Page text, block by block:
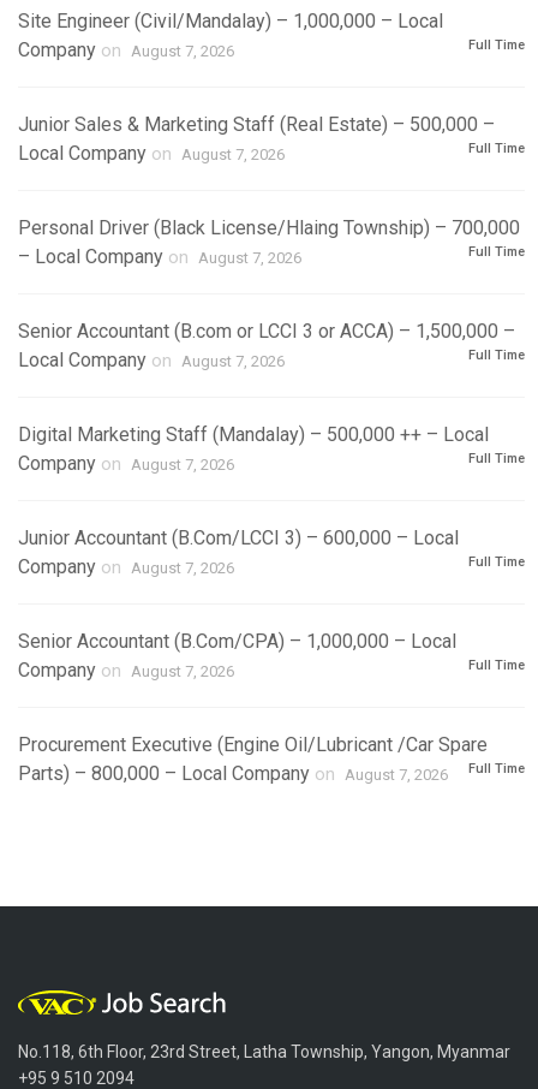
Site Engineer (Civil/Mandalay) – 1,000,000 – Local
Company on August 7, 2026 Full Time
Junior Sales & Marketing Staff (Real Estate) – 500,000 –
Local Company on August 7, 2026 Full Time
Personal Driver (Black License/Hlaing Township) – 700,000
– Local Company on August 7, 2026 Full Time
Senior Accountant (B.com or LCCI 3 or ACCA) – 1,500,000 –
Local Company on August 7, 2026 Full Time
Digital Marketing Staff (Mandalay) – 500,000 ++ – Local
Company on August 7, 2026 Full Time
Junior Accountant (B.Com/LCCI 3) – 600,000 – Local
Company on August 7, 2026 Full Time
Senior Accountant (B.Com/CPA) – 1,000,000 – Local
Company on August 7, 2026 Full Time
Procurement Executive (Engine Oil/Lubricant /Car Spare
Parts) – 800,000 – Local Company on August 7, 2026 Full Time
No.118, 6th Floor, 23rd Street, Latha Township, Yangon, Myanmar
+95 9 510 2094